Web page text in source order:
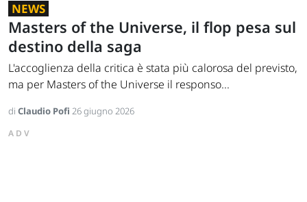
NEWS
Masters of the Universe, il flop pesa sul
destino della saga
L'accoglienza della critica è stata più calorosa del previsto,
ma per Masters of the Universe il responso...
di Claudio Pofi 26 giugno 2026
ADV